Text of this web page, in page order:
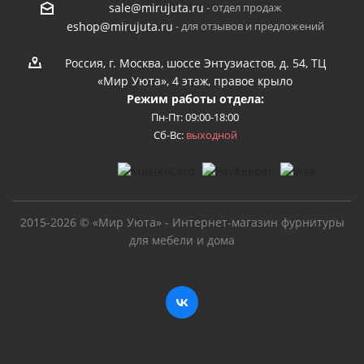
sale@mirujuta.ru - отдел продаж
eshop@mirujuta.ru - для отзывов и предложений
Россия, г. Москва, шоссе Энтузиастов, д. 54, ТЦ
«Мир Уюта», 4 этаж, правое крыло
Режим работы отдела:
Пн-Пт: 09:00-18:00
Сб-Вс: выходной
2015-2026 © «Мир Уюта» - Интернет-магазин фурнитуры
для мебели и дома